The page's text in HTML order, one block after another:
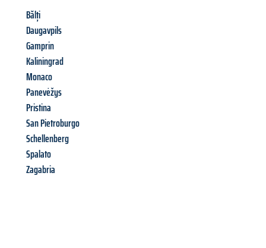
Bălți
Daugavpils
Gamprin
Kaliningrad
Monaco
Panevėžys
Pristina
San Pietroburgo
Schellenberg
Spalato
Zagabria